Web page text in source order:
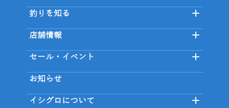
釣りを知る
店舗情報
セール・イベント
お知らせ
イシグロについて